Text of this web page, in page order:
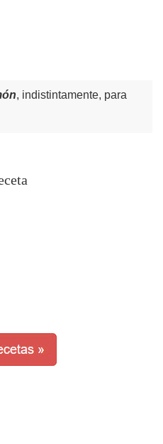
, indistintamente, para